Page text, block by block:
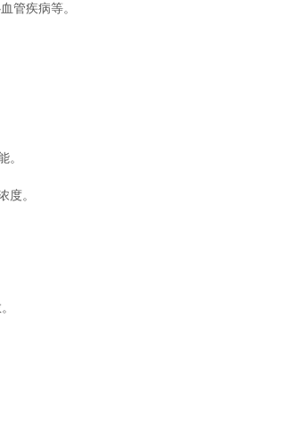
管疾病等。
。
。